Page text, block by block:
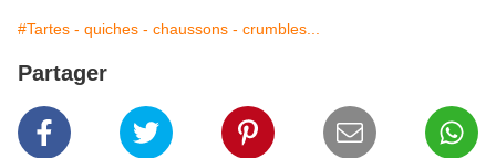
#Tartes - quiches - chaussons - crumbles...
Partager